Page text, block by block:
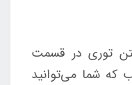
توری در قسمت
که شما می‌توانید